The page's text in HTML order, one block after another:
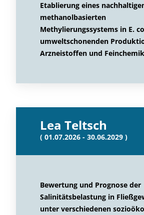
Etablierung eines
methanolbasierten
Methylierungssystems in E.
umweltschonenden
Arzneistoffen und
Lea Teltsch
( 01.07.2026 - 30.06.2029 )
Bewertung und Prognose der
Salinitätsbelastung in
unter verschiedenen